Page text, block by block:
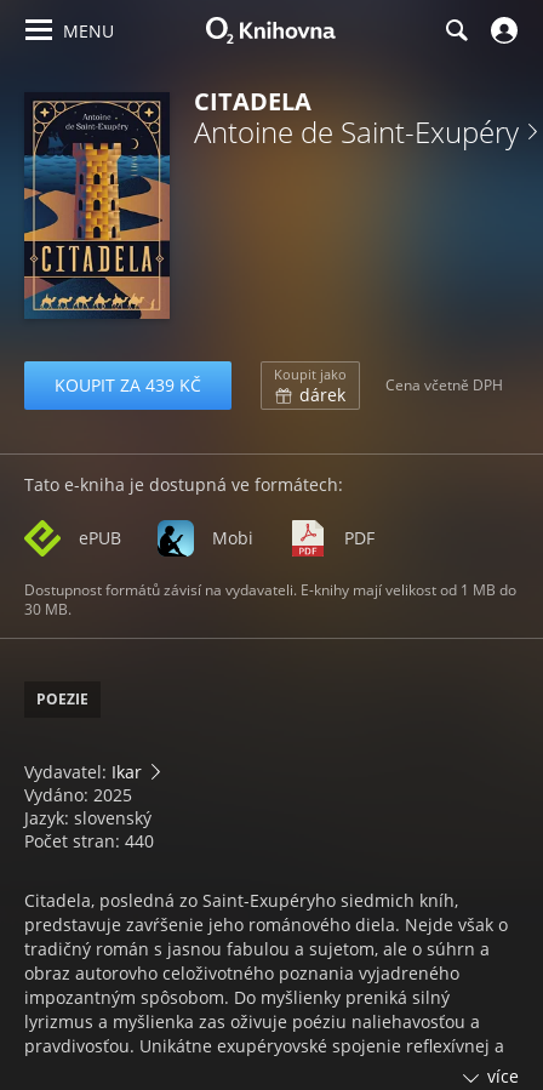
MENU
CITADELA
Antoine de Saint-Exupéry
KOUPIT ZA 439 KČ Koupit jako
dárek Cena včetně DPH
Tato e-kniha je dostupná ve formátech:
ePUB Mobi PDF
Dostupnost formátů závisí na vydavateli. E-knihy mají velikost od 1 MB do
30 MB.
POEZIE
Vydavatel: Ikar
Vydáno: 2025
Jazyk: slovenský
Počet stran: 440
Citadela, posledná zo Saint-Exupéryho siedmich kníh,
predstavuje zavŕšenie jeho románového diela. Nejde však o
tradičný román s jasnou fabulou a sujetom, ale o súhrn a
obraz autorovho celoživotného poznania vyjadreného
impozantným spôsobom. Do myšlienky preniká silný
lyrizmus a myšlienka zas oživuje poéziu naliehavosťou a
pravdivosťou. Unikátne exupéryovské spojenie reflexívnej a
lyrickej zložky umožňuje prienik do podstaty ľudského sveta.
více